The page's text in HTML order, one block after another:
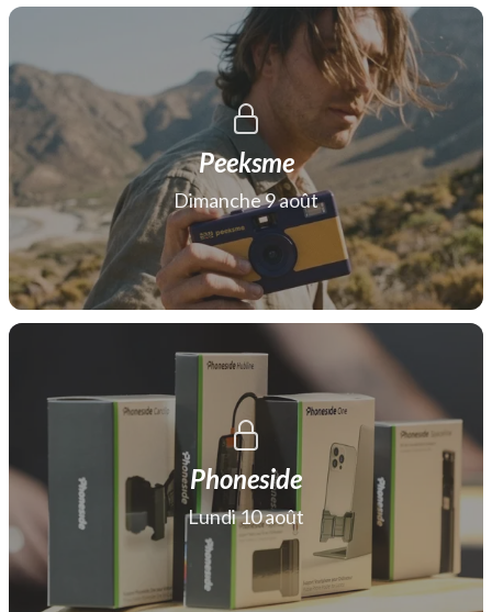
Peeksme
Dimanche 9 août
Phoneside
Lundi 10 août